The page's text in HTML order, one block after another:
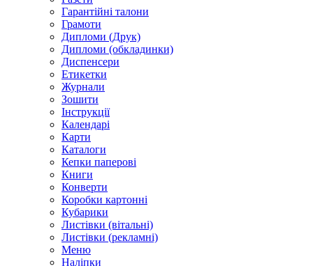
Гарантійні талони
Грамоти
Дипломи (Друк)
Дипломи (обкладинки)
Диспенсери
Етикетки
Журнали
Зошити
Інструкції
Календарі
Карти
Каталоги
Кепки паперові
Книги
Конверти
Коробки картонні
Кубарики
Листівки (вітальні)
Листівки (рекламні)
Меню
Наліпки